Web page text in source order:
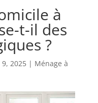
à
t-il des
?
9, 2025| Ménage à